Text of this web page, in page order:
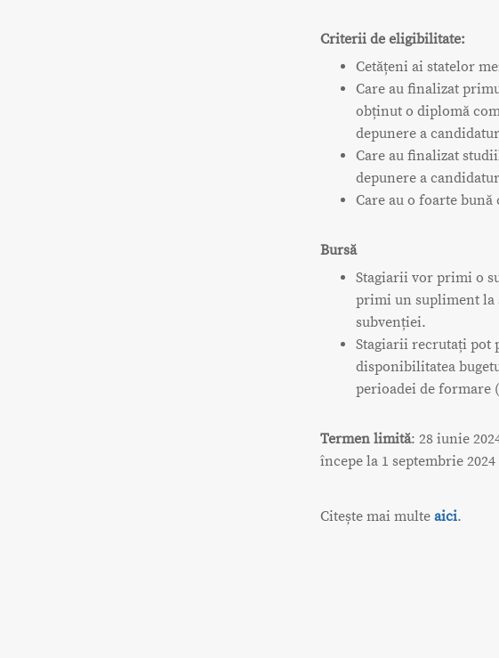
Criterii de eligibilitate:
Cetățeni ai statelor
Care au finalizat
obținut o diplomă
depunere a
Care au finalizat
depunere a
Care au o foarte
Bursă
Stagiarii vor primi o
primi un supliment la
subvenției.
Stagiarii recrutați pot
disponibilitatea
perioadei de
Termen limită: 28 iunie
începe la 1 septembrie
Citește mai multe aici.